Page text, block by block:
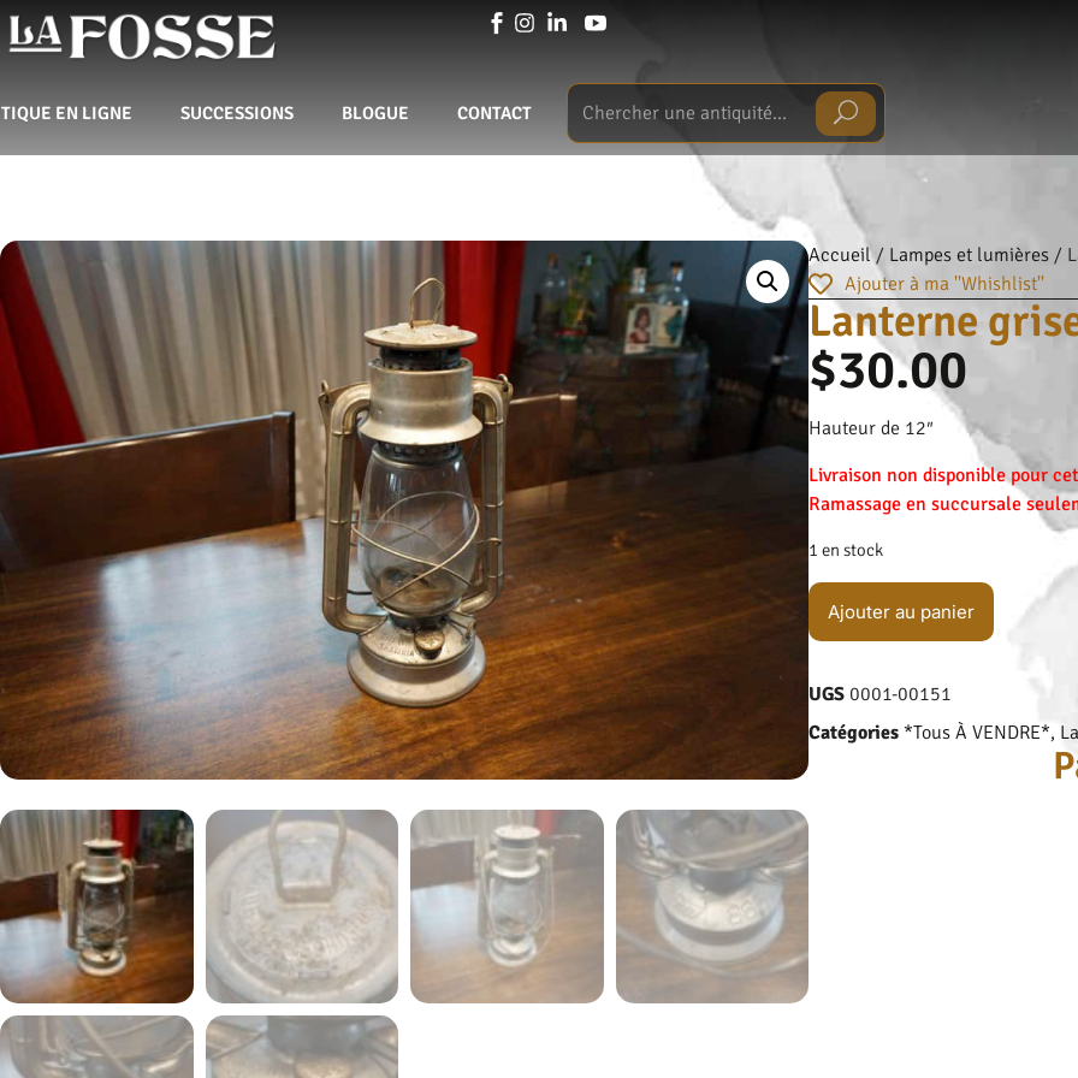
EN LIGNE SUCCESSIONS BLOGUE CONTACT
Accueil/ Lampes et lumières /
Ajouter à ma ''Whishlist''
Lanterne
$30.00
Hauteur de 12″
Livraison non disponible pour
Ramassage en succursale
1 en stock
Ajouter au panier
UGS 0001-00151
Catégories *Tous À VENDRE*,